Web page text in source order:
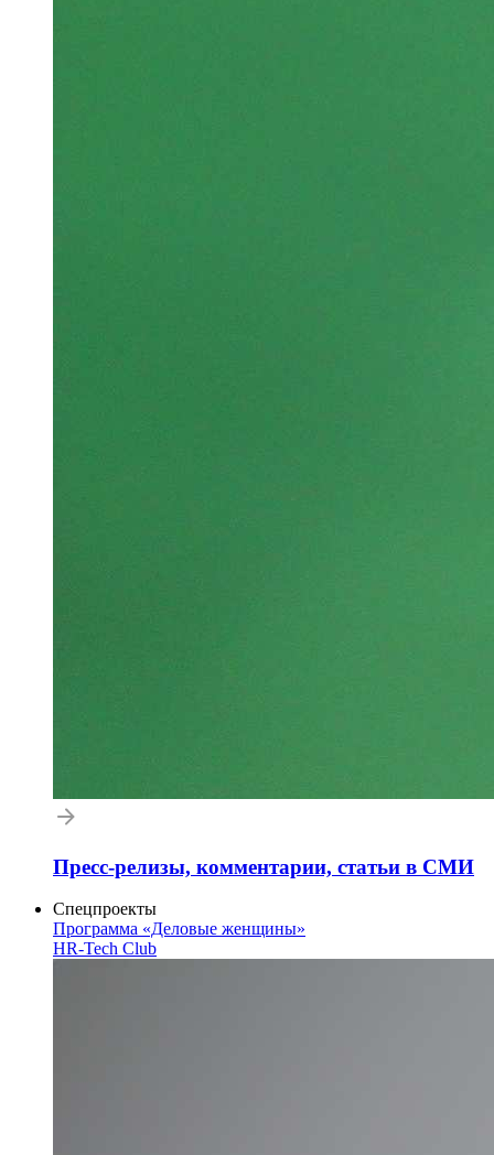
Пресс-релизы, комментарии, статьи в СМИ
Спецпроекты
Программа «Деловые женщины»
HR-Tech Club